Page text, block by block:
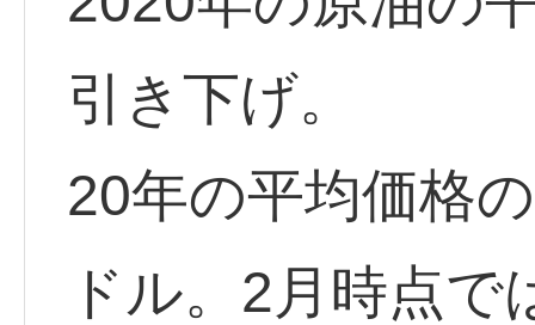
引き下げ。
20年の平均価格
ドル。2月時点